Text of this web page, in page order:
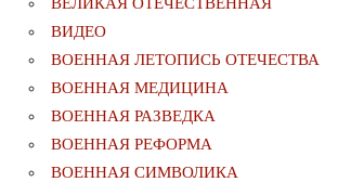
ВИДЕО
ВОЕННАЯ ЛЕТОПИСЬ ОТЕЧЕСТВА
ВОЕННАЯ МЕДИЦИНА
ВОЕННАЯ РАЗВЕДКА
ВОЕННАЯ РЕФОРМА
ВОЕННАЯ СИМВОЛИКА